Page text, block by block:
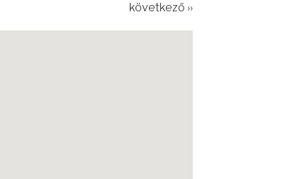
következő ››